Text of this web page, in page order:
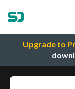
Upgrade to